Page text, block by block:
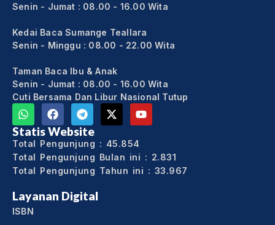
Senin - Jumat : 08.00 - 16.00 Wita
Kedai Baca Sumange Teallara
Senin - Minggu : 08.00 - 22.00 Wita
Taman Baca Ibu & Anak
Senin - Jumat : 08.00 - 16.00 Wita
Cuti Bersama Dan Libur Nasional Tutup
Statis Website
Total Pengunjung : 45.854
Total Pengunjung Bulan ini : 2.831
Total Pengunjung Tahun ini : 33.967
Layanan Digital
ISBN